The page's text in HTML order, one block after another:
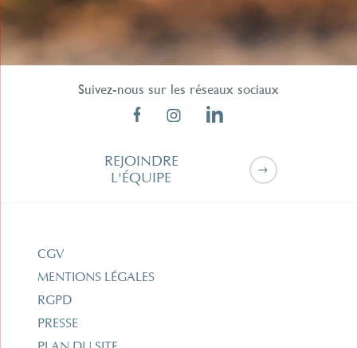
Suivez-nous sur les réseaux sociaux
REJOINDRE
L'ÉQUIPE
CGV
MENTIONS LÉGALES
RGPD
PRESSE